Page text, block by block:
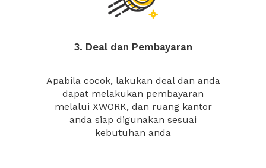
3. Deal dan Pembayaran
Apabila cocok, lakukan deal dan anda
dapat melakukan pembayaran
melalui XWORK, dan ruang kantor
anda siap digunakan sesuai
kebutuhan anda